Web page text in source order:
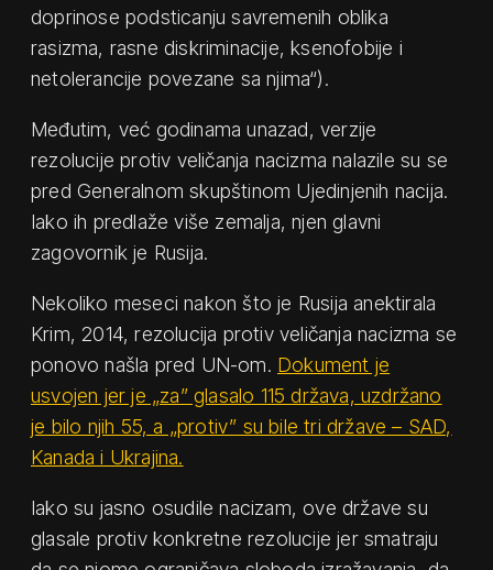
doprinose podsticanju savremenih oblika
rasizma, rasne diskriminacije, ksenofobije i
netolerancije povezane sa njima“).
Međutim, već godinama unazad, verzije
rezolucije protiv veličanja nacizma nalazile su se
pred Generalnom skupštinom Ujedinjenih nacija.
Iako ih predlaže više zemalja, njen glavni
zagovornik je Rusija.
Nekoliko meseci nakon što je Rusija anektirala
Krim, 2014, rezolucija protiv veličanja nacizma se
ponovo našla pred UN-om. Dokument je
usvojen jer je „za” glasalo 115 država, uzdržano
je bilo njih 55, a „protiv” su bile tri države – SAD,
Kanada i Ukrajina.
Iako su jasno osudile nacizam, ove države su
glasale protiv konkretne rezolucije jer smatraju